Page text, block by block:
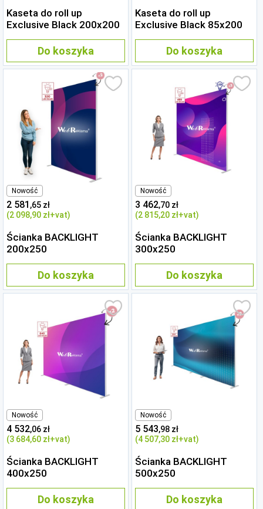
Kaseta do roll up
Exclusive Black 200x200
Do koszyka
Kaseta do roll up
Exclusive Black 85x200
Do koszyka
Nowość
2 581 ,65 zł
(2 098,90 zł+vat)
Ścianka BACKLIGHT
200x250
Do koszyka
Nowość
3 462,70 zł
(2 815,20 zł+vat)
Ścianka BACKLIGHT
300x250
Do koszyka
Nowość
4 532,06 zł
(3 684,60 zł+vat)
Ścianka BACKLIGHT
400x250
Do koszyka
Nowość
5 543,98 zł
(4 507,30 zł+vat)
Ścianka BACKLIGHT
500x250
Do koszyka